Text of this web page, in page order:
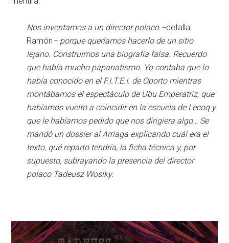
Nos inventamos a un director polaco –detalla
Ramón– porque queríamos hacerlo de un sitio
lejano. Construimos una biografía falsa. Recuerdo
que había mucho papanatismo. Yo contaba que lo
había conocido en el F.I.T.E.I. de Oporto mientras
montábamos el espectáculo de Ubu Emperatriz, que
habíamos vuelto a coincidir en la escuela de Lecoq y
que le habíamos pedido que nos dirigiera algo… Se
mandó un dossier al Arriaga explicando cuál era el
texto, qué reparto tendría, la ficha técnica y, por
supuesto, subrayando la presencia del director
polaco Tadeusz Woslky.